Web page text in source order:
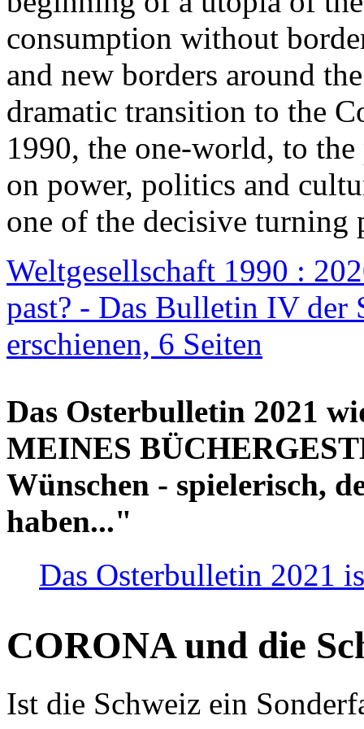
consumption without
and new borders around
dramatic transition to the
1990, the one-world, to the
on power, politics and
one of the decisive turning
Weltgesellschaft 1990 :
past? - Das Bulletin IV der
erschienen, 6 Seiten
Das Osterbulletin 2021
MEINES
Wünschen - spielerisch,
haben..."
Das Osterbulletin 2021
CORONA und die
Ist die Schweiz ein